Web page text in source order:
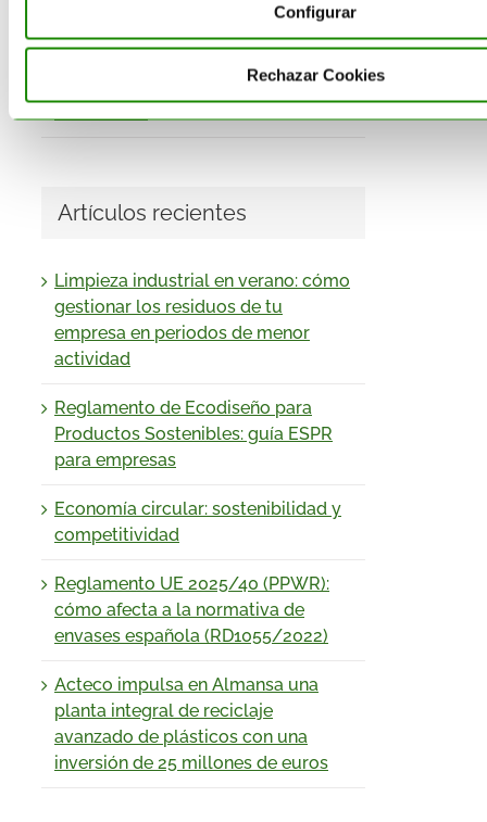
Configurar
Rechazar Cookies
Valorización de Residuos
Artículos recientes
Limpieza industrial en verano: cómo
gestionar los residuos de tu
empresa en periodos de menor
actividad
Reglamento de Ecodiseño para
Productos Sostenibles: guía ESPR
para empresas
Economía circular: sostenibilidad y
competitividad
Reglamento UE 2025/40 (PPWR):
cómo afecta a la normativa de
envases española (RD1055/2022)
Acteco impulsa en Almansa una
planta integral de reciclaje
avanzado de plásticos con una
inversión de 25 millones de euros